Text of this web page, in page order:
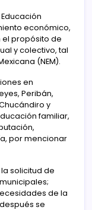
económico,
el propósito de
y colectivo, tal
(NEM).
en
Peribán,
y
familiar,
por mencionar
solicitud de
de la
se